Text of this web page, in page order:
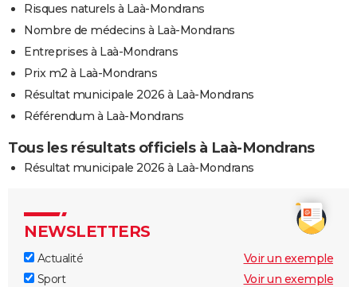
Risques naturels à Laà-Mondrans
Nombre de médecins à Laà-Mondrans
Entreprises à Laà-Mondrans
Prix m2 à Laà-Mondrans
Résultat municipale 2026 à Laà-Mondrans
Référendum à Laà-Mondrans
Tous les résultats officiels à Laà-Mondrans
Résultat municipale 2026 à Laà-Mondrans
NEWSLETTERS
Actualité
Voir un exemple
Sport
Voir un exemple